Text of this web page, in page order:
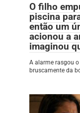
O filho
piscina
então um
acionou a
imaginou
A alarme rasgou
bruscamente da